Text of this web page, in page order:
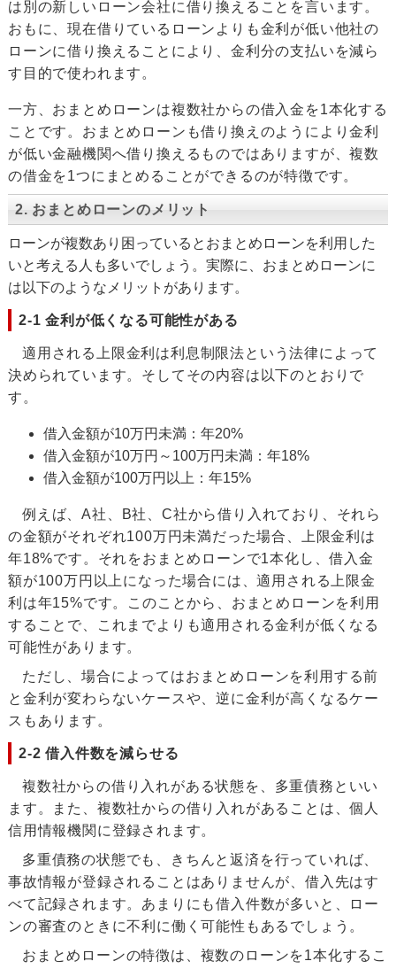
は別の新しいローン会社に借り換えることを言います。
おもに、現在借りているローンよりも金利が低い他社の
ローンに借り換えることにより、金利分の支払いを減ら
す目的で使われます。
一方、おまとめローンは複数社からの借入金を1本化する
ことです。おまとめローンも借り換えのようにより金利
が低い金融機関へ借り換えるものではありますが、複数
の借金を1つにまとめることができるのが特徴です。
2. おまとめローンのメリット
ローンが複数あり困っているとおまとめローンを利用した
いと考える人も多いでしょう。実際に、おまとめローンに
は以下のようなメリットがあります。
2-1 金利が低くなる可能性がある
適用される上限金利は利息制限法という法律によって
決められています。そしてその内容は以下のとおりで
す。
借入金額が10万円未満：年20%
借入金額が10万円～100万円未満：年18%
借入金額が100万円以上：年15%
例えば、A社、B社、C社から借り入れており、それら
の金額がそれぞれ100万円未満だった場合、上限金利は
年18%です。それをおまとめローンで1本化し、借入金
額が100万円以上になった場合には、適用される上限金
利は年15%です。このことから、おまとめローンを利用
することで、これまでよりも適用される金利が低くなる
可能性があります。
ただし、場合によってはおまとめローンを利用する前
と金利が変わらないケースや、逆に金利が高くなるケー
スもあります。
2-2 借入件数を減らせる
複数社からの借り入れがある状態を、多重債務といい
ます。また、複数社からの借り入れがあることは、個人
信用情報機関に登録されます。
多重債務の状態でも、きちんと返済を行っていれば、
事故情報が登録されることはありませんが、借入先はす
べて記録されます。あまりにも借入件数が多いと、ロー
ンの審査のときに不利に働く可能性もあるでしょう。
おまとめローンの特徴は、複数のローンを1本化するこ